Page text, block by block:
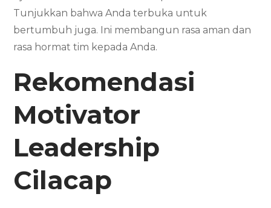
Tunjukkan bahwa Anda terbuka untuk
bertumbuh juga. Ini membangun rasa aman dan
rasa hormat tim kepada Anda.
Rekomendasi
Motivator
Leadership
Cilacap